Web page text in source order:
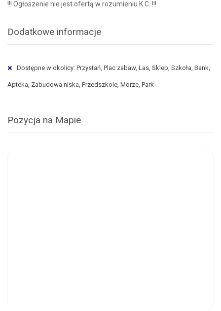
!!! Ogłoszenie nie jest ofertą w rozumieniu K.C. !!!
Dodatkowe informacje
Dostępne w okolicy: Przystań, Plac zabaw, Las, Sklep, Szkoła, Bank,
Apteka, Zabudowa niska, Przedszkole, Morze, Park
Pozycja na Mapie